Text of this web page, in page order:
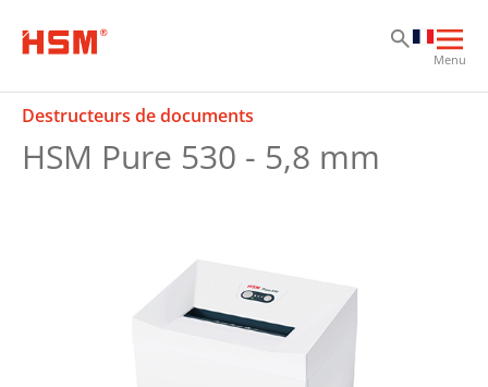
la
Menu
Destructeurs de documents
HSM Pure 530 - 5,8 mm